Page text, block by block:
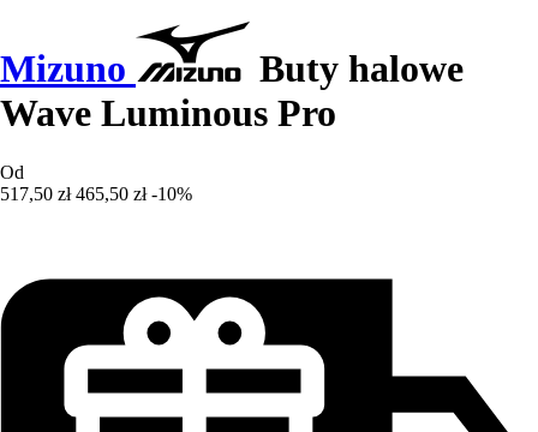
Mizuno
Buty halowe
Wave Luminous Pro
Od
517,50 zł 465,50 zł -10%